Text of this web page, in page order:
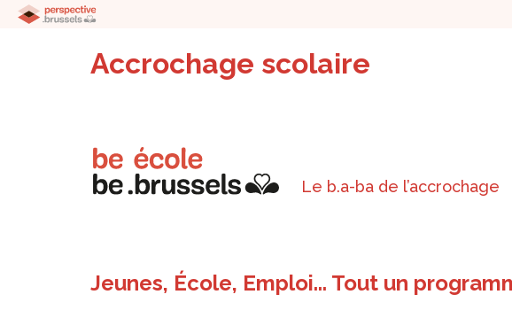
Accrochage scolaire
Le b.a-ba de l’accrochage
Jeunes, École, Emploi... Tout un